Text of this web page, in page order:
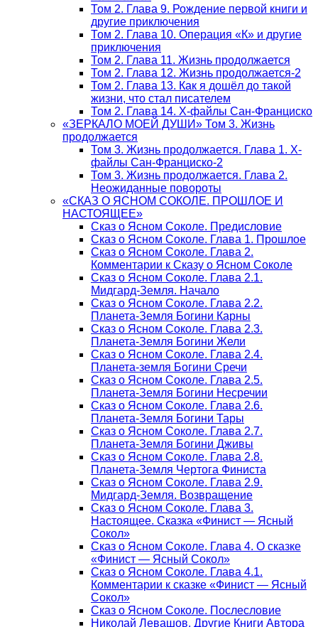
Том 2. Глава 9. Рождение первой книги и
другие приключения
Том 2. Глава 10. Операция «К» и другие
приключения
Том 2. Глава 11. Жизнь продолжается
Том 2. Глава 12. Жизнь продолжается-2
Том 2. Глава 13. Как я дошёл до такой
жизни, что стал писателем
Том 2. Глава 14. Х-файлы Сан-Франциско
«ЗЕРКАЛО МОЕЙ ДУШИ» Том 3. Жизнь
продолжается
Том 3. Жизнь продолжается. Глава 1. Х-
файлы Сан-Франциско-2
Том 3. Жизнь продолжается. Глава 2.
Неожиданные повороты
«СКАЗ О ЯСНОМ СОКОЛЕ. ПРОШЛОЕ И
НАСТОЯЩЕЕ»
Сказ о Ясном Соколе. Предисловие
Сказ о Ясном Соколе. Глава 1. Прошлое
Сказ о Ясном Соколе. Глава 2.
Комментарии к Сказу о Ясном Соколе
Сказ о Ясном Соколе. Глава 2.1.
Мидгард-Земля. Начало
Сказ о Ясном Соколе. Глава 2.2.
Планета-Земля Богини Карны
Сказ о Ясном Соколе. Глава 2.3.
Планета-Земля Богини Жели
Сказ о Ясном Соколе. Глава 2.4.
Планета-земля Богини Сречи
Сказ о Ясном Соколе. Глава 2.5.
Планета-Земля Богини Несречии
Сказ о Ясном Соколе. Глава 2.6.
Планета-Земля Богини Тары
Сказ о Ясном Соколе. Глава 2.7.
Планета-Земля Богини Дживы
Сказ о Ясном Соколе. Глава 2.8.
Планета-Земля Чертога Финиста
Сказ о Ясном Соколе. Глава 2.9.
Мидгард-Земля. Возвращение
Сказ о Ясном Соколе. Глава 3.
Настоящее. Сказка «Финист — Ясный
Сокол»
Сказ о Ясном Соколе. Глава 4. О сказке
«Финист — Ясный Сокол»
Сказ о Ясном Соколе. Глава 4.1.
Комментарии к сказке «Финист — Ясный
Сокол»
Сказ о Ясном Соколе. Послесловие
Николай Левашов. Другие Книги Автора